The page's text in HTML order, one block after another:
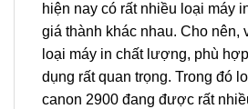
hiện nay có rất nhiều loại máy
giá thành khác nhau. Cho nên,
loại máy in chất lượng, phù
dụng rất quan trọng. Trong đó
canon 2900 đang được rất